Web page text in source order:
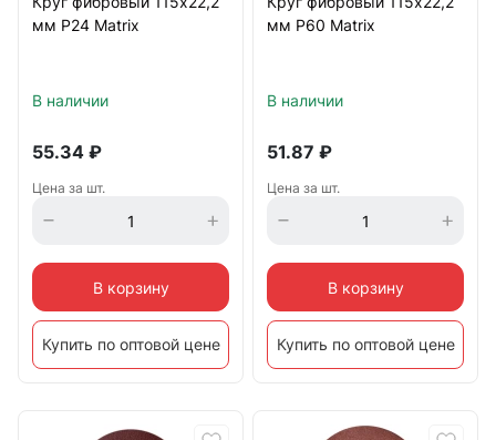
мм Р24 Matrix
В наличии
55.34 ₽
Цена за шт.
В корзину
Купить по оптовой цене
мм Р60 Matrix
В наличии
51.87 ₽
Цена за шт.
В корзину
Купить по оптовой цене